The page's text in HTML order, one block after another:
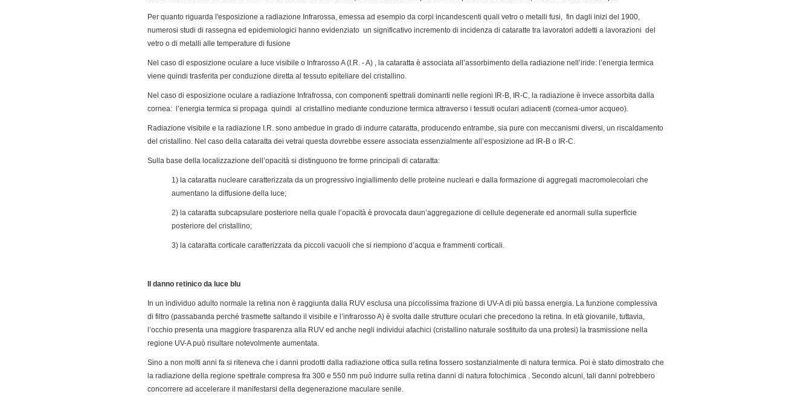
Per quanto riguarda l'esposizione a radiazione Infrarossa, emessa ad esempio da corpi incandescenti quali vetro o metalli fusi, fin dagli inizi del 1900,
numerosi studi di rassegna ed epidemiologici hanno evidenziato un significativo incremento di incidenza di cataratte tra lavoratori addetti a lavorazioni del
vetro o di metalli alle temperature di fusione
Nel caso di esposizione oculare a luce visibile o Infrarosso A (I.R. - A) , la cataratta è associata all’assorbimento della radiazione nell’iride: l’energia termica
viene quindi trasferita per conduzione diretta al tessuto epiteliare del cristallino.
Nel caso di esposizione oculare a radiazione Infrafrossa, con componenti spettrali dominanti nelle regioni IR-B, IR-C, la radiazione è invece assorbita dalla
cornea: l’energia termica si propaga quindi al cristallino mediante conduzione termica attraverso i tessuti oculari adiacenti (cornea-umor acqueo).
Radiazione visibile e la radiazione I.R. sono ambedue in grado di indurre cataratta, producendo entrambe, sia pure con meccanismi diversi, un riscaldamento
del cristallino. Nel caso della cataratta dei vetrai questa dovrebbe essere associata essenzialmente all’esposizione ad IR-B o IR-C.
Sulla base della localizzazione dell’opacità si distinguono tre forme principali di cataratta:
1) la cataratta nucleare caratterizzata da un progressivo ingiallimento delle proteine nucleari e dalla formazione di aggregati macromolecolari che
aumentano la diffusione della luce;
2) la cataratta subcapsulare posteriore nella quale l’opacità è provocata daun’aggregazione di cellule degenerate ed anormali sulla superficie
posteriore del cristallino;
3) la cataratta corticale caratterizzata da piccoli vacuoli che si riempiono d’acqua e frammenti corticali.
Il danno retinico da luce blu
In un individuo adulto normale la retina non è raggiunta dalla RUV esclusa una piccolissima frazione di UV-A di più bassa energia. La funzione complessiva
di filtro (passabanda perché trasmette saltando il visibile e l’infrarosso A) è svolta dalle strutture oculari che precedono la retina. In età giovanile, tuttavia,
l’occhio presenta una maggiore trasparenza alla RUV ed anche negli individui afachici (cristallino naturale sostituito da una protesi) la trasmissione nella
regione UV-A può risultare notevolmente aumentata.
Sino a non molti anni fa si riteneva che i danni prodotti dalla radiazione ottica sulla retina fossero sostanzialmente di natura termica. Poi è stato dimostrato che
la radiazione della regione spettrale compresa fra 300 e 550 nm può indurre sulla retina danni di natura fotochimica . Secondo alcuni, tali danni potrebbero
concorrere ad accelerare il manifestarsi della degenerazione maculare senile.